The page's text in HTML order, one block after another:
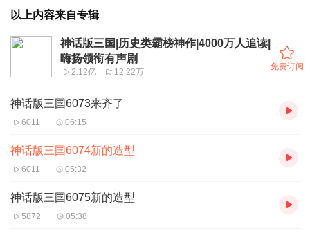
以上内容来自专辑
神话版三国|历史类霸榜神作|4000万人追读|
嗨扬领衔有声剧
2.12亿 12.22万
免费订阅
神话版三国6073来齐了
6011 06:15
神话版三国6074新的造型
6011 05:32
神话版三国6075新的造型
5872 05:38